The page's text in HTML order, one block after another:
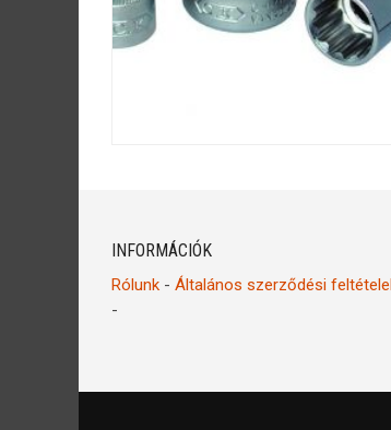
INFORMÁCIÓK
Rólunk - Általános szerződési
-